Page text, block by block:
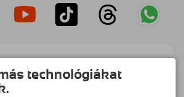
az Úticélom
áttekintéssel,
áttekintéssel és
technológiákat